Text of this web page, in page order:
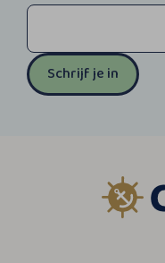
Schrijf je in